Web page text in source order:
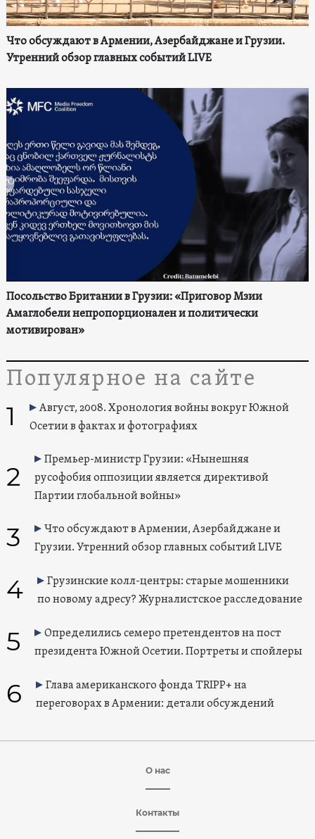
Что обсуждают в Армении, Азербайджане и Грузии.
Утренний обзор главных событий LIVE
Посольство Британии в Грузии: «Приговор Мзии
Амаглобели непропорционален и политически
мотивирован»
Популярное на сайте
1
Август, 2008. Хронология войны вокруг Южной
Осетии в фактах и фотографиях
2
Премьер-министр Грузии: «Нынешняя
русофобия оппозиции является директивой
Партии глобальной войны»
3
Что обсуждают в Армении, Азербайджане и
Грузии. Утренний обзор главных событий LIVE
4
Грузинские колл-центры: старые мошенники
по новому адресу? Журналистское расследование
5
Определились семеро претендентов на пост
президента Южной Осетии. Портреты и спойлеры
6
Глава американского фонда TRIPP+ на
переговорах в Армении: детали обсуждений
О нас
Контакты